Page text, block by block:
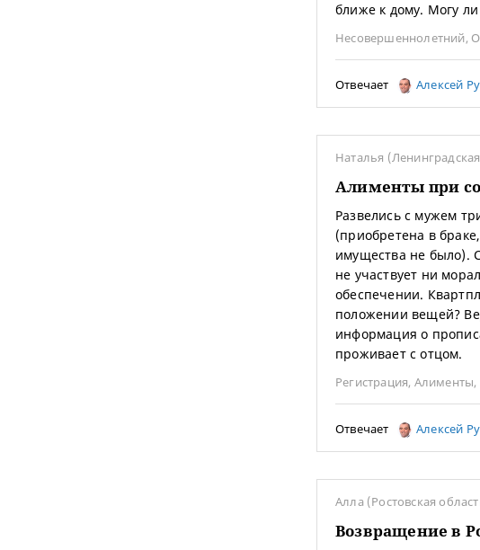
ближе к дому. Могу ли
Несовершеннолетний,
Отвечает Алексей
Наталья
Алименты при
Развелись с мужем
(приобретена в
имущества не было).
не участвует ни
обеспечении.
положении вещей?
информация о
проживает с отцом.
Регистрация, Алименты,
Отвечает Алексей
Алла (Ростовская
Возвращение в